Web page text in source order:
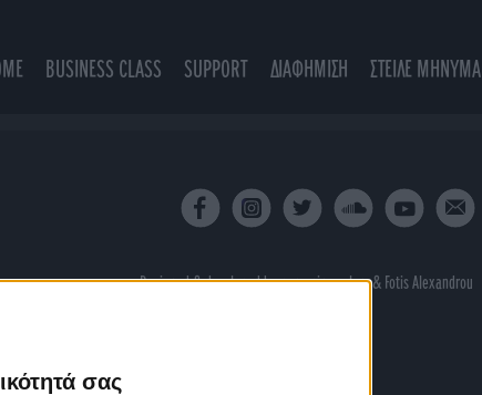
σας
BUSINESS CLASS SUPPORT ΔΙΑΦΗΜΙΣΗ ΣΤΕΙΛΕ ΜΗΝΥΜΑ
Designed & developed byporcupine colors& Fotis Alexandrou